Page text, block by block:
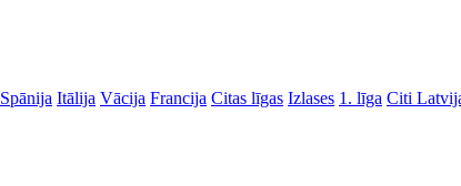
Spānija Itālija Vācija Francija Citas līgas Izlases 1. līga Citi